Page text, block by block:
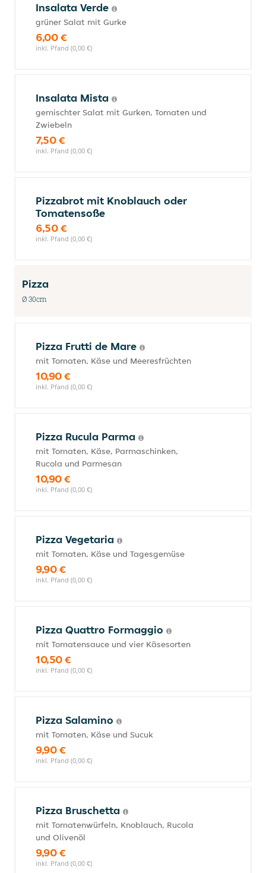
Insalata Verde
grüner Salat mit Gurke
6,00 €
inkl. Pfand (0,00 €)
Insalata Mista
gemischter Salat mit Gurken, Tomaten und
Zwiebeln
7,50 €
inkl. Pfand (0,00 €)
Pizzabrot mit Knoblauch oder
Tomatensoße
6,50 €
inkl. Pfand (0,00 €)
Pizza
Ø 30cm
Pizza Frutti de Mare
mit Tomaten, Käse und Meeresfrüchten
10,90 €
inkl. Pfand (0,00 €)
Pizza Rucula Parma
mit Tomaten, Käse, Parmaschinken,
Rucola und Parmesan
10,90 €
inkl. Pfand (0,00 €)
Pizza Vegetaria
mit Tomaten, Käse und Tagesgemüse
9,90 €
inkl. Pfand (0,00 €)
Pizza Quattro Formaggio
mit Tomatensauce und vier Käsesorten
10,50 €
inkl. Pfand (0,00 €)
Pizza Salamino
mit Tomaten, Käse und Sucuk
9,90 €
inkl. Pfand (0,00 €)
Pizza Bruschetta
mit Tomatenwürfeln, Knoblauch, Rucola
und Olivenöl
9,90 €
inkl. Pfand (0,00 €)